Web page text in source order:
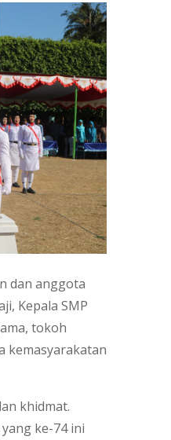
dan anggota
Kepala SMP
tokoh
kemasyarakatan
khidmat.
ke-74 ini